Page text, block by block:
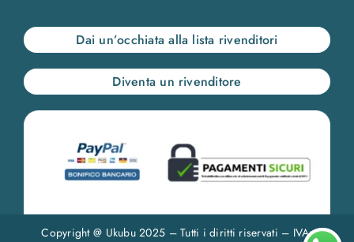
Dai un’occhiata alla lista rivenditori
Diventa un rivenditore
Copyright @ Ukubu 2025 – Tutti i diritti riservati – IVA: